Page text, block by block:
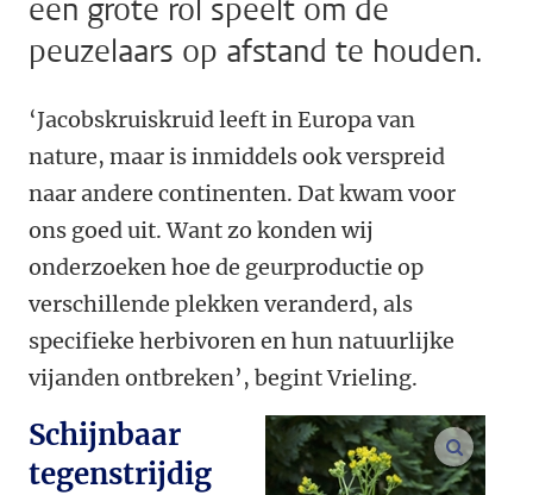
een grote rol speelt om de
peuzelaars op afstand te houden.
‘Jacobskruiskruid leeft in Europa van
nature, maar is inmiddels ook verspreid
naar andere continenten. Dat kwam voor
ons goed uit. Want zo konden wij
onderzoeken hoe de geurproductie op
verschillende plekken veranderd, als
specifieke herbivoren en hun natuurlijke
vijanden ontbreken’, begint Vrieling.
Schijnbaar
tegenstrijdig